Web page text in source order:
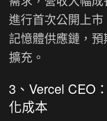
進行首次公開上
記憶體供應鏈，
擴充。
3、Vercel CEO
化成本